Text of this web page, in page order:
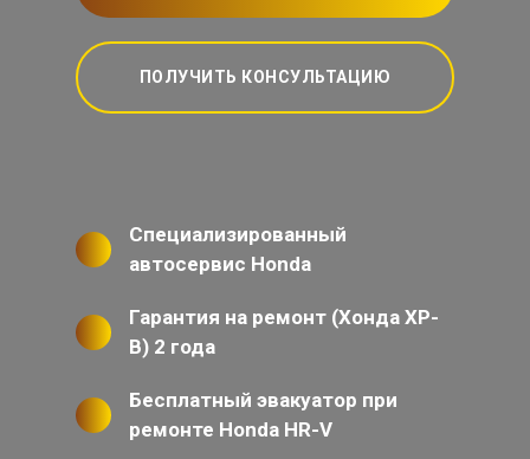
ПОЛУЧИТЬ КОНСУЛЬТАЦИЮ
Специализированный
автосервис Honda
Гарантия на ремонт (Хонда ХР-
В) 2 года
Бесплатный эвакуатор при
ремонте Honda HR-V